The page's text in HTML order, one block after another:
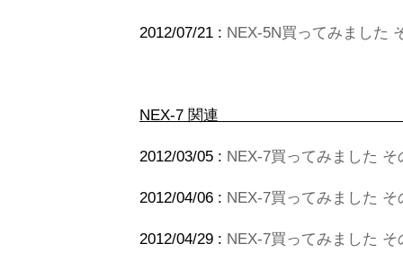
2012/07/21 : NEX-5N買ってみました
NEX-7
2012/03/05 : NEX-7買ってみました そ
2012/04/06 : NEX-7買ってみました
2012/04/29 : NEX-7買ってみました